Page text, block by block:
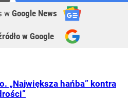
w Google News
w Google
„Największa hańba” kontra